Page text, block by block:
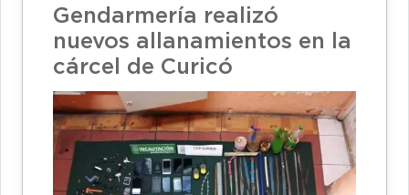
Gendarmería realizó
nuevos allanamientos en la
cárcel de Curicó